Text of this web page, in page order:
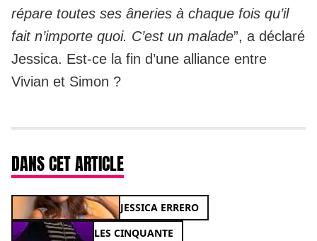
répare toutes ses âneries à chaque fois qu’il
fait n’importe quoi. C’est un malade”, a déclaré
Jessica. Est-ce la fin d’une alliance entre
Vivian et Simon ?
DANS CET ARTICLE
JESSICA ERRERO
LES CINQUANTE